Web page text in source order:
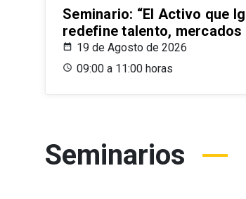
Seminario: “El Activo que
redefine talento, mercados
19 de Agosto de 2026
09:00 a 11:00 horas
Seminarios